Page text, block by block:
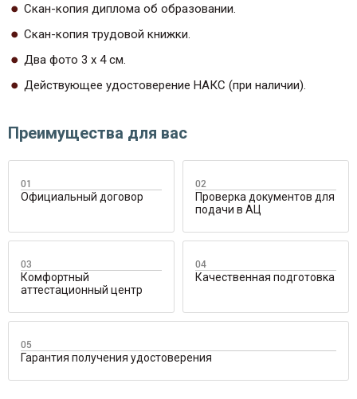
Скан-копия диплома об образовании.
Скан-копия трудовой книжки.
Два фото 3 х 4 см.
Действующее удостоверение НАКС (при наличии).
Преимущества для вас
Официальный договор
Проверка документов для
подачи в АЦ
Комфортный
аттестационный центр
Качественная подготовка
Гарантия получения удостоверения